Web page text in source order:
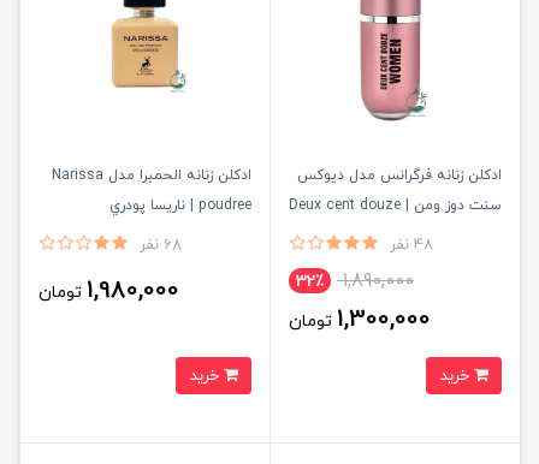
ادكلن زنانه فرگرانس مدل ديوكس
سنت دوز ومن | Deux cent douze
48 نفر
1,890,000 32٪
1,300,000 تومان
ادكلن زنانه الحمبرا مدل Narissa
poudree | ناريسا پودري
68 نفر
1,980,000 تومان